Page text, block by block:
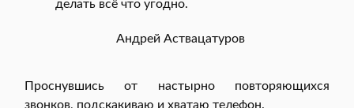
делать всё что угодно.
Андрей Аствацатуров
Проснувшись от настырно повторяющихся
звонков, подскакиваю и хватаю телефон.